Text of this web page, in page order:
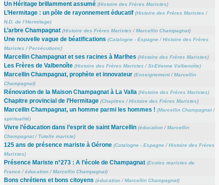
Un Héritage brillamment assumé (Histoire des Frères Maristes)
L’Hermitage : un pôle de rayonnement éducatif (Histoire des Frères Maristes /
N.D. de l’Hermitage)
L’arbre Champagnat (Histoire des Frères Maristes /Marcellin Champagnat)
Une nouvelle vague de béatifications (Catalogne - Espagne/Histoire des Frères
Maristes /Persécutions)
Marcellin Champagnat et ses racines à Marlhes (Histoire des Frères Maristes)
Les Frères de Valbenoîte (Histoire des Frères Maristes /St-Etienne Valbenoîte)
Marcellin Champagnat, prophète et innovateur (Enseignement/Marcellin
Champagnat)
Rénovation de la Maison Champagnat à La Valla (Histoire des Frères Maristes)
Chapitre provincial de l’Hermitage (Chapitres /Histoire des Frères Maristes)
Marcellin Champagnat, un homme parmi les hommes ! (Marcellin Champagnat/
spiritualité)
Vivre l’éducation dans l’esprit de saint Marcellin (éducation/Marcellin
Champagnat/ Tutelle mariste)
125 ans de présence mariste à Gérone (Catalogne - Espagne/Histoire des Frères
Maristes)
Présence Mariste n°273 : A l’école de Champagnat (Ecoles maristes de
France/éducation/Marcellin Champagnat)
Bons chrétiens et bons citoyens (éducation/Marcellin Champagnat)